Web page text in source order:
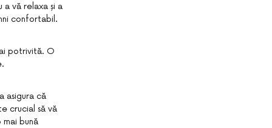
vă relaxa și a
confortabil.
potrivită. O
asigura că
crucial să vă
bună